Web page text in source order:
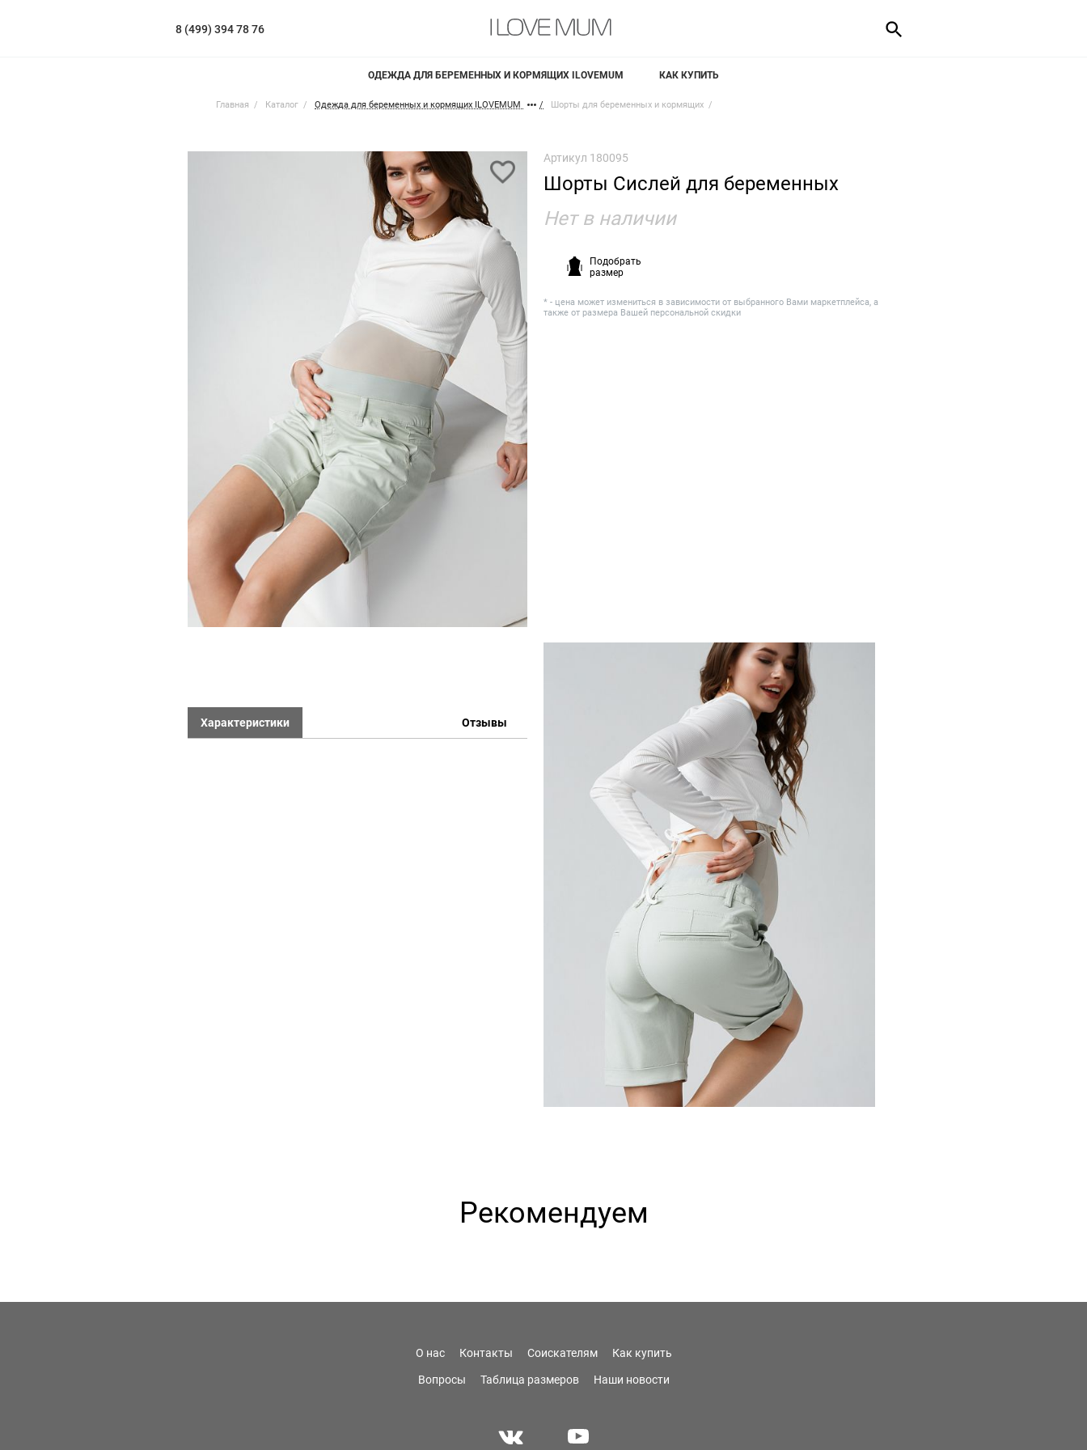
8 (499) 394 78 76
ОДЕЖДА ДЛЯ БЕРЕМЕННЫХ И КОРМЯЩИХ ILOVEMUM КАК КУПИТЬ
Главная Каталог Одежда для беременных и кормящих ILOVEMUM Шорты для беременных и кормящих
Артикул 180095
Шорты Сислей для беременных
Нет в наличии
Подобрать
размер
* - цена может измениться в зависимости от выбранного Вами маркетплейса, а
также от размера Вашей персональной скидки
Характеристики Отзывы
Рекомендуем
О нас Контакты Соискателям Как купить
Вопросы Таблица размеров Наши новости